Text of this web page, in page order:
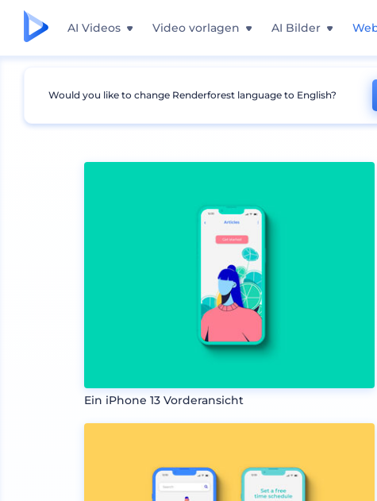
AI Videos Video vorlagen AI Bilder
Mockups Geräte iPhone Mockup
Ein iPhone 13 Vorderansicht
Would you like to change Renderforest language to English?